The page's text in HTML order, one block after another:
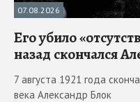
07.08.2026
Его убило
назад скончался
7 августа 1921 года
века Александр Блок